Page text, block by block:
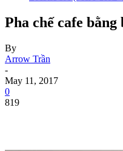
Pha chế cafe
By
Arrow Trần
-
May 11, 2017
0
819